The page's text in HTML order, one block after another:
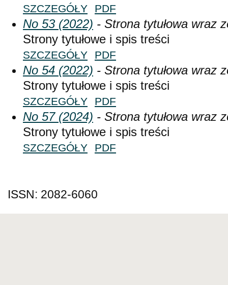
SZCZEGÓŁY PDF
No 53 (2022) - Strona tytułowa wraz
Strony tytułowe i spis treści
SZCZEGÓŁY PDF
No 54 (2022) - Strona tytułowa wraz
Strony tytułowe i spis treści
SZCZEGÓŁY PDF
No 57 (2024) - Strona tytułowa wraz
Strony tytułowe i spis treści
SZCZEGÓŁY PDF
ISSN: 2082-6060